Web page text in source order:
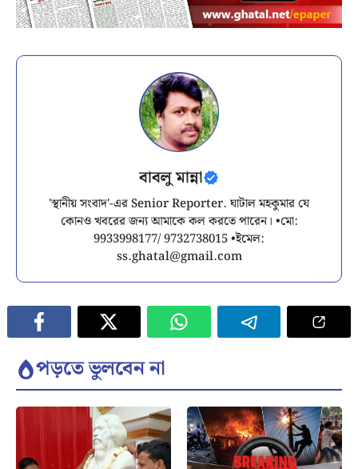
বাবলু মান্না
'স্থানীয় সংবাদ'-এর Senior Reporter. ঘাটাল মহকুমার যে
কোনও খবরের জন্য আমাকে কল করতে পারেন। •মো:
9933998177/ 9732738015 •ইমেল:
ss.ghatal@gmail.com
পড়তে ভুলবেন না